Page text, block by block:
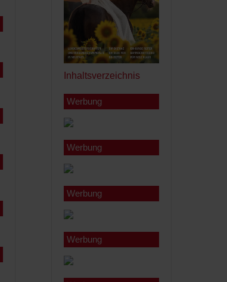
Inhaltsverzeichnis
Werbung
Werbung
Werbung
Werbung